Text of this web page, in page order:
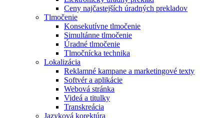
Ceny najčastejších úradných prekladov
Tlmočenie
Konsekutívne tlmočenie
Simultánne tlmočenie
Úradné tlmočenie
Tlmočnícka technika
Lokalizácia
Reklamné kampane a marketingové texty
Softvér a aplikácie
Webová stránka
Videá a titulky
Transkreácia
Jazyková korektúra